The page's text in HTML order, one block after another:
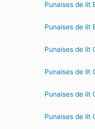
Punaises de lit
Punaises de lit
Punaises de lit
Punaises de lit
Punaises de lit
Punaises de lit